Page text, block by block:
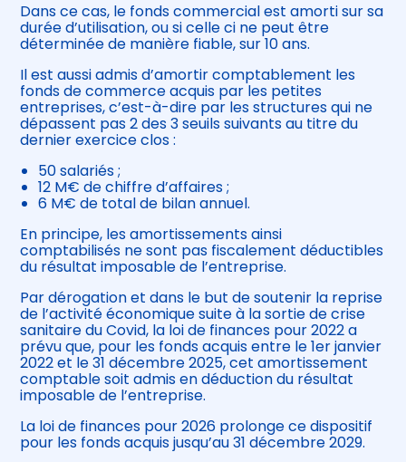
Dans ce cas, le fonds commercial est amorti sur sa
durée d’utilisation, ou si celle ci ne peut être
déterminée de manière fiable, sur 10 ans.
Il est aussi admis d’amortir comptablement les
fonds de commerce acquis par les petites
entreprises, c’est-à-dire par les structures qui ne
dépassent pas 2 des 3 seuils suivants au titre du
dernier exercice clos :
50 salariés ;
12 M€ de chiffre d’affaires ;
6 M€ de total de bilan annuel.
En principe, les amortissements ainsi
comptabilisés ne sont pas fiscalement déductibles
du résultat imposable de l’entreprise.
Par dérogation et dans le but de soutenir la reprise
de l’activité économique suite à la sortie de crise
sanitaire du Covid, la loi de finances pour 2022 a
prévu que, pour les fonds acquis entre le 1er janvier
2022 et le 31 décembre 2025, cet amortissement
comptable soit admis en déduction du résultat
imposable de l’entreprise.
La loi de finances pour 2026 prolonge ce dispositif
pour les fonds acquis jusqu’au 31 décembre 2029.